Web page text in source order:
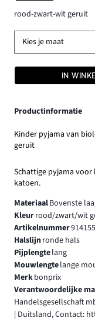
rood-zwart-wit geruit
Kies je maat
IN
Productinformatie
Kinder pyjama van
geruit
Schattige pyjama
katoen.
MateriaalBovenste
Kleurrood/zwart/wit
Artikelnummer
Halslijnronde hals
Pijplengtelang
Mouwlengtelange
Merkbonprix
Verantwoordelijke
Handelsgesellschaft
| Duitsland, Contact: